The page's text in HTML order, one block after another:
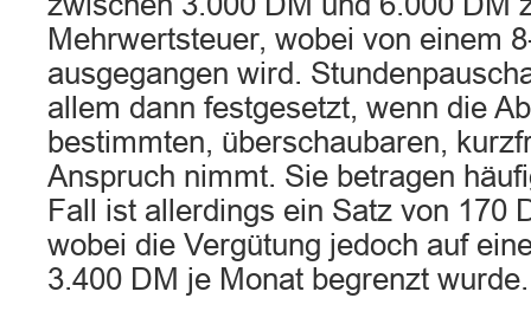
Mehrwertsteuer, wobei von einem
ausgegangen wird.
allem dann festgesetzt, wenn die
bestimmten, überschaubaren,
Anspruch nimmt. Sie betragen
Fall ist allerdings ein Satz von 170
wobei die Vergütung jedoch auf
3.400 DM je Monat begrenzt wurde.